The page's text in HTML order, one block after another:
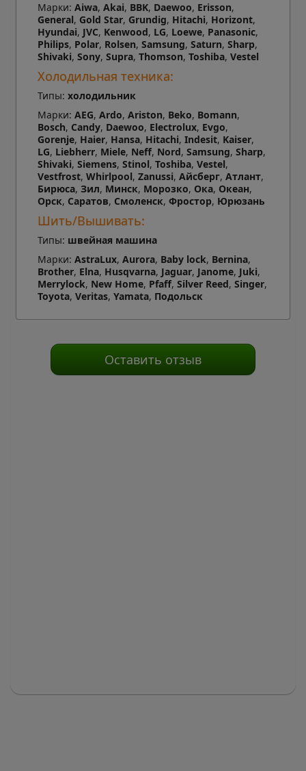
Марки: Aiwa, Akai, BBK, Daewoo, Erisson,
General, Gold Star, Grundig, Hitachi, Horizont,
Hyundai, JVC, Kenwood, LG, Loewe, Panasonic,
Philips, Polar, Rolsen, Samsung, Saturn, Sharp,
Shivaki, Sony, Supra, Thomson, Toshiba, Vestel
Холодильная техника:
Типы: холодильник
Марки: AEG, Ardo, Ariston, Beko, Bomann,
Bosch, Candy, Daewoo, Electrolux, Evgo,
Gorenje, Haier, Hansa, Hitachi, Indesit, Kaiser,
LG, Liebherr, Miele, Neff, Nord, Samsung, Sharp,
Shivaki, Siemens, Stinol, Toshiba, Vestel,
Vestfrost, Whirlpool, Zanussi, Айсберг, Атлант,
Бирюса, Зил, Минск, Морозко, Ока, Океан,
Орск, Саратов, Смоленск, Фростор, Юрюзань
Шить/Вышивать:
Типы: швейная машина
Марки: AstraLux, Aurora, Baby lock, Bernina,
Brother, Elna, Husqvarna, Jaguar, Janome, Juki,
Merrylock, New Home, Pfaff, Silver Reed, Singer,
Toyota, Veritas, Yamata, Подольск
Оставить отзыв